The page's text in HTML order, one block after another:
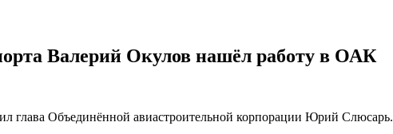
Валерий Окулов нашёл работу в ОАК
глава Объединённой авиастроительной корпорации Юрий Слюсарь.